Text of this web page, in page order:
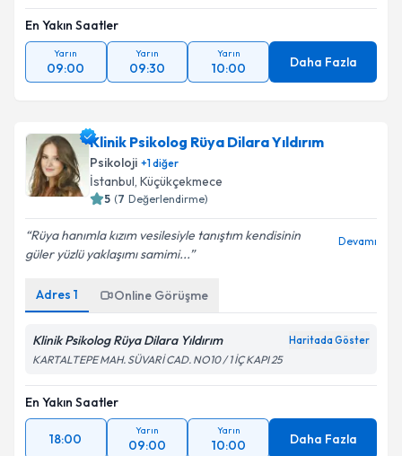
En Yakın Saatler
Yarın
09:00
Yarın
09:30
Yarın
10:00 Daha Fazla
Klinik Psikolog Rüya Dilara Yıldırım
Psikoloji +1diğer
İstanbul, Küçükçekmece
5 (7 Değerlendirme)
Rüya hanımla kızım vesilesiyle tanıştım kendisinin
güler yüzlü yaklaşımı samimi...
Devamı
Adres 1 Online Görüşme
Klinik Psikolog Rüya Dilara Yıldırım Haritada Göster
KARTALTEPE MAH. SÜVARİ CAD. NO10 / 1 İÇ KAPI 25
En Yakın Saatler
18:00
Yarın
09:00
Yarın
10:00 Daha Fazla